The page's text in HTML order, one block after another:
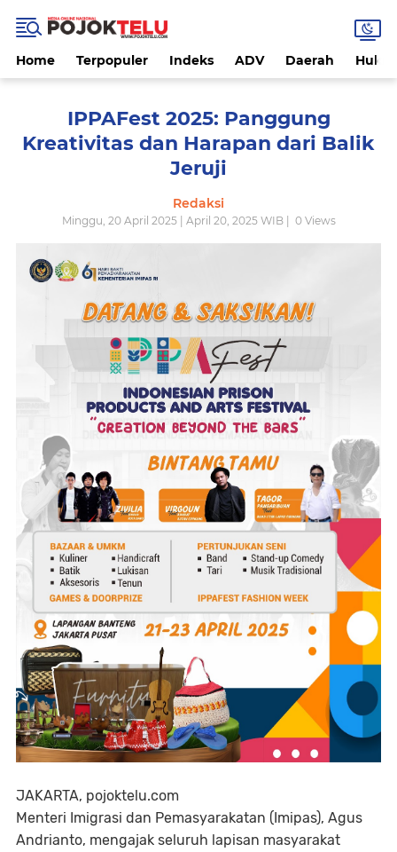
Home Terpopuler Indeks ADV Daerah
IPPAFest 2025: Panggung
Kreativitas dan Harapan dari Balik
Jeruji
Redaksi
Minggu, 20 April 2025 | April 20, 2025 WIB | 0Views
JAKARTA, pojoktelu.com
Menteri Imigrasi dan Pemasyarakatan (Imipas), Agus
Andrianto, mengajak seluruh lapisan masyarakat